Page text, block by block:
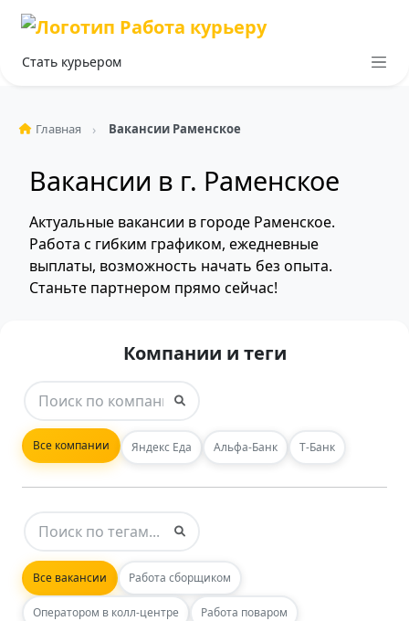
Стать курьером
Главная Вакансии Раменское
Вакансии в г. Раменское
Актуальные вакансии в городе Раменское.
Работа с гибким графиком, ежедневные
выплаты, возможность начать без опыта.
Станьте партнером прямо сейчас!
Компании и теги
Все компании Яндекс Еда Альфа-Банк Т-Банк
Все вакансии Работа сборщиком
Оператором в колл-центре Работа поваром